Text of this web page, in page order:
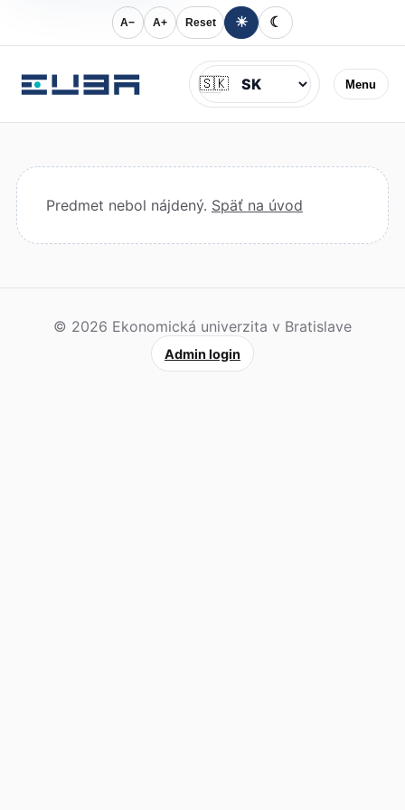
A− A+ Reset ☀ ☾
Menu
Jazyk
🇸🇰
Predmet nebol nájdený. Späť na úvod
© 2026 Ekonomická univerzita v Bratislave
Admin login